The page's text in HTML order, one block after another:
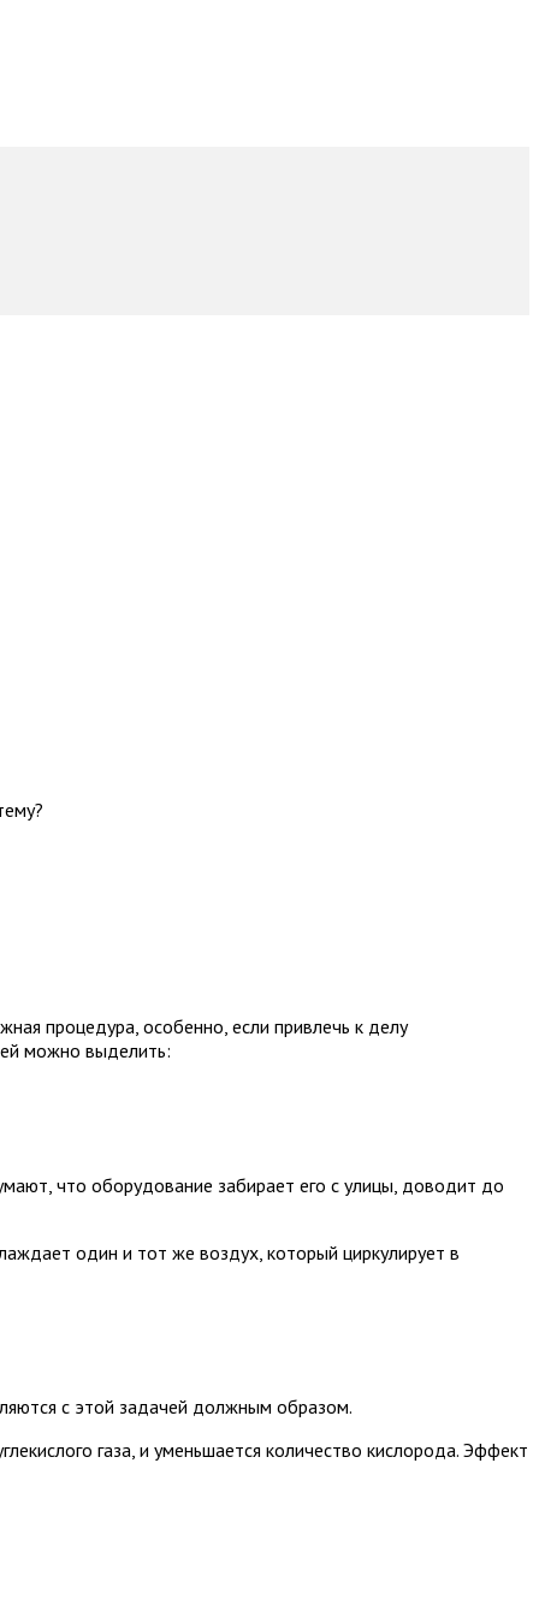
процедура, особенно, если привлечь к делу
можно выделить:
что оборудование забирает его с улицы, доводит до
один и тот же воздух, который циркулирует в
с этой задачей должным образом.
газа, и уменьшается количество кислорода. Эффект